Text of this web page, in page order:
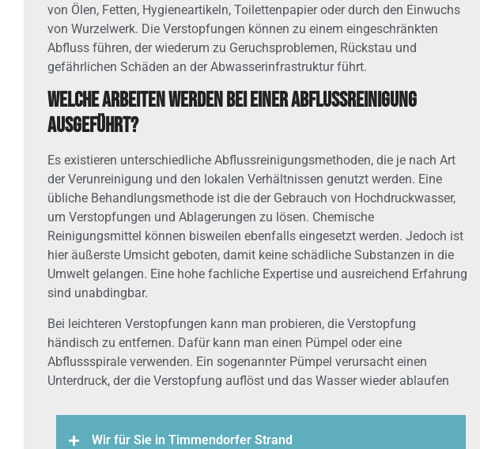
von Ölen, Fetten, Hygieneartikeln, Toilettenpapier oder durch den Einwuchs
von Wurzelwerk. Die Verstopfungen können zu einem eingeschränkten
Abfluss führen, der wiederum zu Geruchsproblemen, Rückstau und
gefährlichen Schäden an der Abwasserinfrastruktur führt.
Welche Arbeiten werden bei einer Abflussreinigung
ausgeführt?
Es existieren unterschiedliche Abflussreinigungsmethoden, die je nach Art
der Verunreinigung und den lokalen Verhältnissen genutzt werden. Eine
übliche Behandlungsmethode ist die der Gebrauch von Hochdruckwasser,
um Verstopfungen und Ablagerungen zu lösen. Chemische
Reinigungsmittel können bisweilen ebenfalls eingesetzt werden. Jedoch ist
hier äußerste Umsicht geboten, damit keine schädliche Substanzen in die
Umwelt gelangen. Eine hohe fachliche Expertise und ausreichend Erfahrung
sind unabdingbar.
Bei leichteren Verstopfungen kann man probieren, die Verstopfung
händisch zu entfernen. Dafür kann man einen Pümpel oder eine
Abflussspirale verwenden. Ein sogenannter Pümpel verursacht einen
Unterdruck, der die Verstopfung auflöst und das Wasser wieder ablaufen
Wir für Sie in Timmendorfer Strand